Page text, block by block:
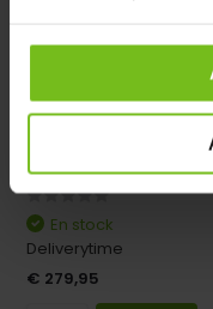
conception 150x1...
Tableau tactique
conception 150x120
En stock
Deliverytime
€ 279,95